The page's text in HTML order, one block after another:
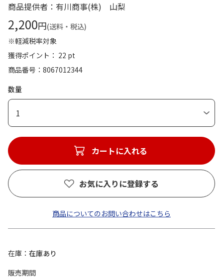
商品提供者：有川商事(株) 山梨
2,200円(送料・税込)
※軽減税率対象
獲得ポイント： 22 pt
商品番号
8067012344
数量
1
カートに入れる
お気に入りに登録する
商品についてのお問い合わせはこちら
在庫
在庫あり
販売期間